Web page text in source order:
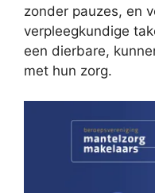
zonder pauzes, en
verpleegkundige
een dierbare,
met hun zorg.